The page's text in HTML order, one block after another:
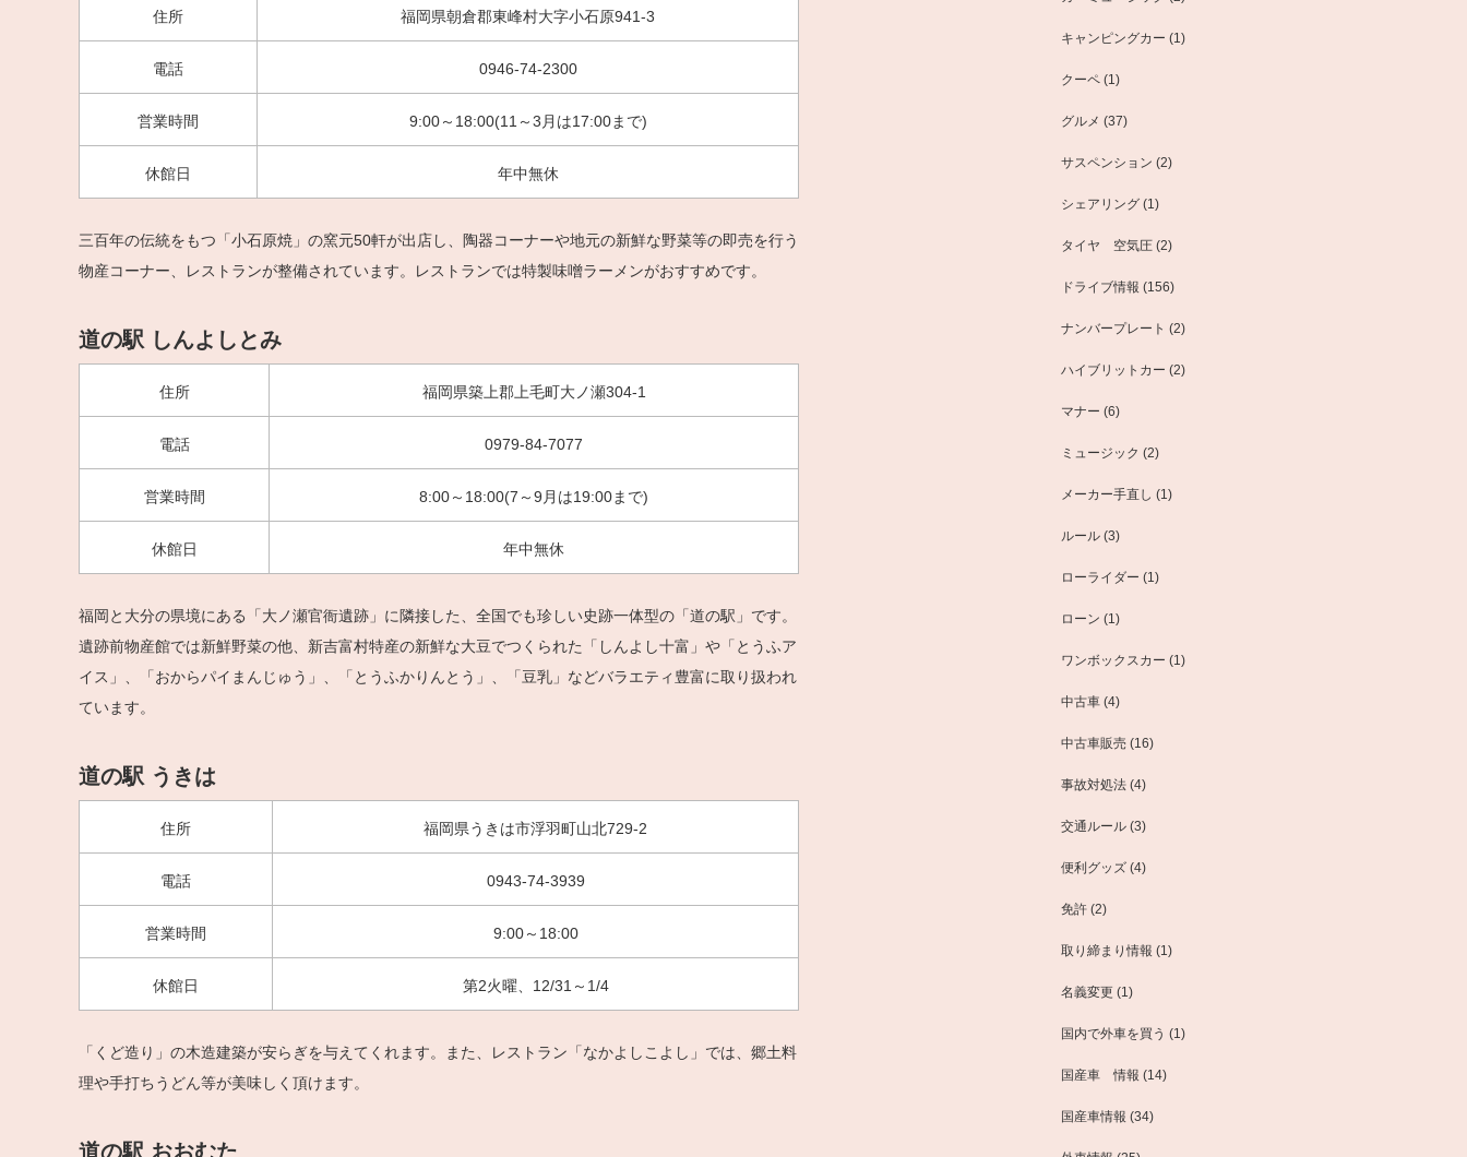
住所 福岡県朝倉郡東峰村大字小石原941-3
電話 0946-74-2300
営業時間 9:00～18:00(11～3月は17:00まで)
休館日 年中無休
三百年の伝統をもつ「小石原焼」の窯元50軒が出店し、陶器コーナーや地元の新鮮な野菜等の即売を行う
物産コーナー、レストランが整備されています。レストランでは特製味噌ラーメンがおすすめです。
道の駅 しんよしとみ
住所 福岡県築上郡上毛町大ノ瀬304-1
電話 0979-84-7077
営業時間 8:00～18:00(7～9月は19:00まで)
休館日 年中無休
福岡と大分の県境にある「大ノ瀬官衙遺跡」に隣接した、全国でも珍しい史跡一体型の「道の駅」です。
遺跡前物産館では新鮮野菜の他、新吉富村特産の新鮮な大豆でつくられた「しんよし十富」や「とうふア
イス」、「おからパイまんじゅう」、「とうふかりんとう」、「豆乳」などバラエティ豊富に取り扱われ
ています。
道の駅 うきは
住所 福岡県うきは市浮羽町山北729-2
電話 0943-74-3939
営業時間 9:00～18:00
休館日 第2火曜、12/31～1/4
「くど造り」の木造建築が安らぎを与えてくれます。また、レストラン「なかよしこよし」では、郷土料
理や手打ちうどん等が美味しく頂けます。
道の駅 おおむた
キャンピングカー (1)
クーペ (1)
グルメ (37)
サスペンション (2)
シェアリング (1)
タイヤ 空気圧 (2)
ドライブ情報 (156)
ナンバープレート (2)
ハイブリットカー (2)
マナー (6)
ミュージック (2)
メーカー手直し (1)
ルール (3)
ローライダー (1)
ローン (1)
ワンボックスカー (1)
中古車 (4)
中古車販売 (16)
事故対処法 (4)
交通ルール (3)
便利グッズ (4)
免許 (2)
取り締まり情報 (1)
名義変更 (1)
国内で外車を買う (1)
国産車 情報 (14)
国産車情報 (34)